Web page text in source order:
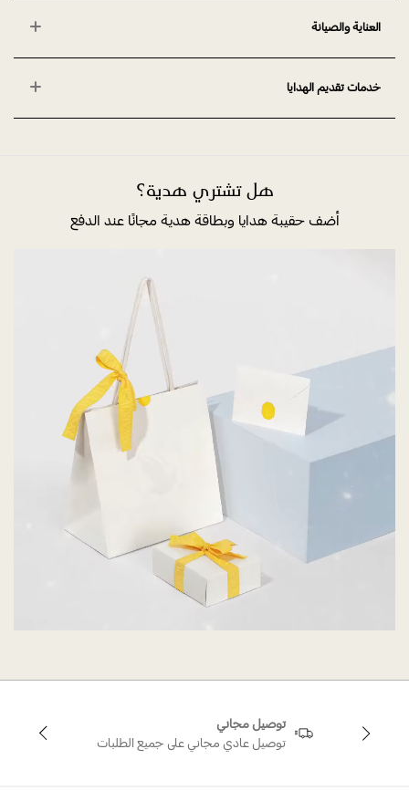
العناية والصيانة
خدمات تقديم الهدايا
هل تشتري هدية؟
أضف حقيبة هدايا وبطاقة هدية مجانًا عند الدفع
توصيل مجاني
توصيل عادي مجاني على جميع الطلبات